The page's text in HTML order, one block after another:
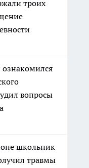
троих
вопросы
школьник
травмы